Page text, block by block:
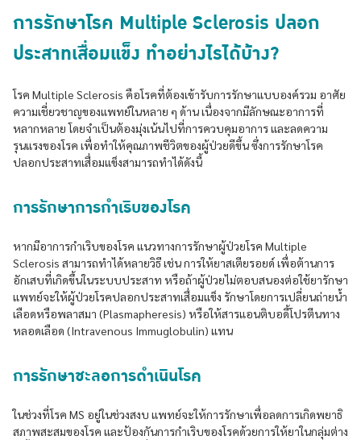
การรักษาโรค Multiple Sclerosis ปลอก
ประสาทเสื่อมแข็ง ทำอย่างไรได้บ้าง?
โรค Multiple Sclerosis คือโรคที่ต้องเข้ารับการรักษาแบบองค์รวม อาศัย
ความเชี่ยวชาญของแพทย์ในหลาย ๆ ด้าน เนื่องจากมีลักษณะอาการที่
หลากหลาย โดยจำเป็นต้องมุ่งเน้นไปที่การควบคุมอาการ และลดความ
รุนแรงของโรค เพื่อทำให้คุณภาพชีวิตของผู้ป่วยดีขึ้น ซึ่งการรักษาโรค
ปลอกประสาทเสื่อมแข็งสามารถทำได้ดังนี้
การรักษาการกำเริบของโรค
หากมีอาการกำเริบของโรค แนวทางการรักษาผู้ป่วยโรค Multiple
Sclerosis สามารถทำได้หลายวิธี เช่น การให้ยาสเตียรอยด์ เพื่อต้านการ
อักเสบที่เกิดขึ้นในระบบประสาท หรือถ้าผู้ป่วยไม่ตอบสนองต่อใช้ยารักษา
แพทย์จะให้ผู้ป่วยโรคปลอกประสาทเสื่อมแข็ง รักษาโดยการเปลี่ยนถ่ายน้ำ
เลือดหรือพลาสมา (Plasmapheresis) หรือให้สารแอนติบอดี้โปรตีนทาง
หลอดเลือด (Intravenous Immuglobulin) แทน
การรักษาชะลอการดำเนินโรค
ในช่วงที่โรค MS อยู่ในช่วงสงบ แพทย์จะให้การรักษาเพื่อลดการเกิดพยาธิ
สภาพสะสมของโรค และป้องกันการกำเริบของโรคด้วยการให้ยาในกลุ่มต่าง